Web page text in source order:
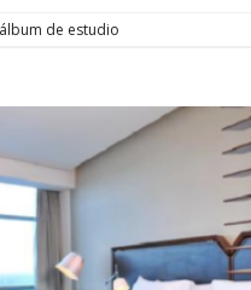
de estudio